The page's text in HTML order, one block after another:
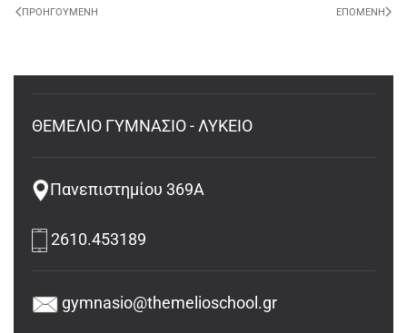
ΠΡΟΗΓΟΎΜΕΝΗ ΕΠΌΜΕΝΗ
ΘΕΜΕΛΙΟ ΓΥΜΝΑΣΙΟ - ΛΥΚΕΙΟ
Πανεπιστημίου 369Α
2610.453189
gymnasio@themelioschool.gr